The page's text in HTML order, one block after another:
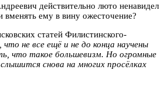
действительно люто ненавидел
ему в вину ожесточение?
статей Филистинского-
не все ещё и не до конца научены
что такое большевизм. Но огромные
снова на многих просёлках